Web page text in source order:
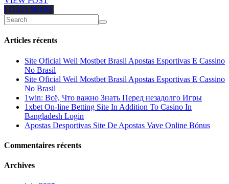
LOAD MORE
Articles récents
Site Oficial Weil Mostbet Brasil Apostas Esportivas E Cassino
No Brasil
Site Oficial Weil Mostbet Brasil Apostas Esportivas E Cassino
No Brasil
1win: Всё, Что важно Знать Перед незадолго Игры
1xbet On-line Betting Site In Addition To Casino In
Bangladesh Login
Apostas Desportivas Site De Apostas Vave Online Bónus
Commentaires récents
Archives